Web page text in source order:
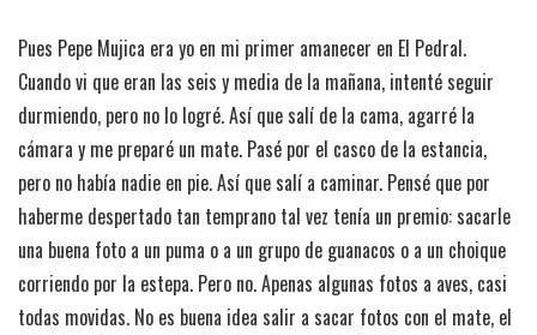
Pues Pepe Mujica era yo en mi primer amanecer en El Pedral.
Cuando vi que eran las seis y media de la mañana, intenté seguir
durmiendo, pero no lo logré. Así que salí de la cama, agarré la
cámara y me preparé un mate. Pasé por el casco de la estancia,
pero no había nadie en pie. Así que salí a caminar. Pensé que por
haberme despertado tan temprano tal vez tenía un premio: sacarle
una buena foto a un puma o a un grupo de guanacos o a un choique
corriendo por la estepa. Pero no. Apenas algunas fotos a aves, casi
todas movidas. No es buena idea salir a sacar fotos con el mate, el